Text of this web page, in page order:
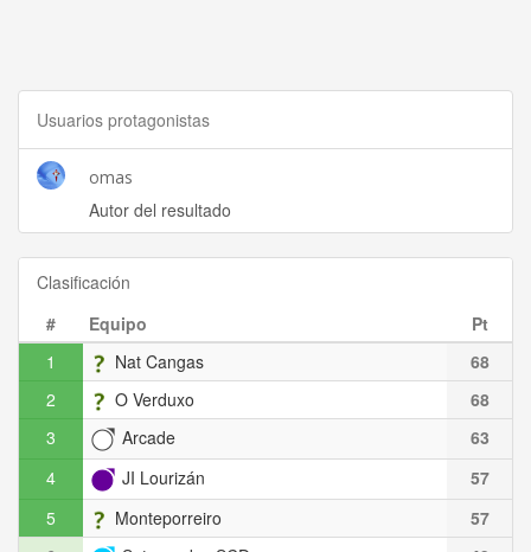
Usuarios protagonistas
omas
Autor del resultado
Clasificación
#
Equipo
Pt
1
Nat Cangas
68
2
O Verduxo
68
3
Arcade
63
4
JI Lourizán
57
5
Monteporreiro
57